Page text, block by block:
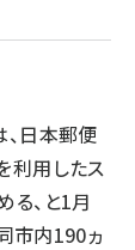
、日本郵便
利用したス
、と1月
市内190ヵ